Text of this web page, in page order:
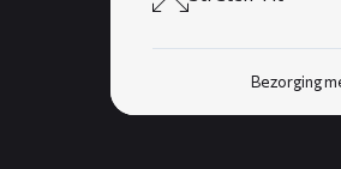
Bezorging